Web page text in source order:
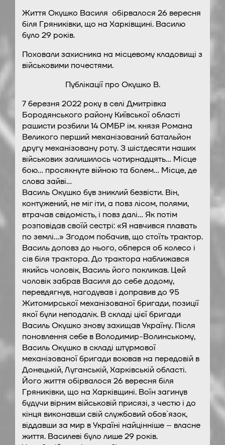
Життя Окушко Василя обірвалося 26 вересня
біля Гряниківки, що на Харківщині. Василю
було 29 років.
Поховали захисника на місцевому кладовищі з
військовими почестями.
Публікації про Окушко В.
7 березня 2022 року в селі Дмитрівка
Бородянського району Київської області
рашисти розбили 14 ОМБР ім. князя Романа
Великого перший механізований батальйон
другу механізовану роту. З шістдесяти наших
військових залишилось чотирнадцять… Місце
бою… просякнуте війною та болем… Місце, де
слова зайві…
Василь Окушко був зниклий безвісти. Він,
контужений, не міг іти, а повз лісом, полями,
втрачав свідомість, і повз далі… Як потім
розповідав своїй сестрі: «Я навчився плавать
по землі…» Згодом побачив, що стоїть трактор.
Василь доповз до нього, обперся об колесо і
сів біля трактора. До трактора наближався
якийсь чоловік, Василь його покликав. Цей
чоловік забрав Василя до себе додому,
перевдягнув, нагодував і доправив до 95
Житомирської механізованої бригади, позиції
якої були неподалік. В складі цієї бригади
Василь Окушко знову захищав Україну. Після
поновлення себе в Володимир-Волинському,
Василь Окушко в складі штурмової
механізованої бригади воював на передовій в
Донецькій, Луганській, Харківській області.
Його життя обірвалося 26 вересня біля
Гряниківки, що на Харківщині. Воїн загинув
будучи вірним військовій присязі, з честю і до
кінця виконавши свій службовий обов`язок,
віддавши за мир в Україні найцінніше – власне
життя. Василеві було лише 29 років.